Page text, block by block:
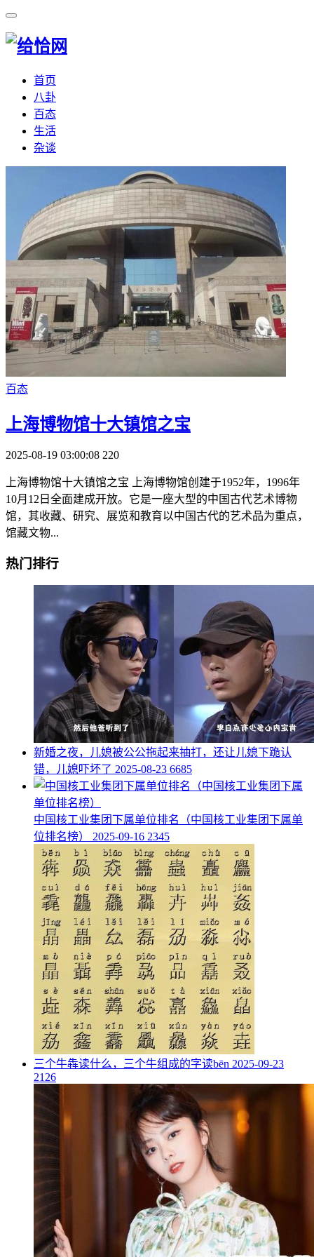
首页
八卦
百态
生活
杂谈
百态
上海博物馆十大镇馆之宝
2025-08-19 03:00:08 220
上海博物馆十大镇馆之宝 上海博物馆创建于1952年，1996年
10月12日全面建成开放。它是一座大型的中国古代艺术博物
馆，其收藏、研究、展览和教育以中国古代的艺术品为重点，
馆藏文物...
热门排行
​新婚之夜，儿媳被公公拖起来抽打，还让儿媳下跪认
错，儿媳吓坏了 2025-08-23 6685
​中国核工业集团下属单位排名（中国核工业集团下属单
位排名榜）
2025-09-16 2345
​三个牛犇读什么，三个牛组成的字读bēn 2025-09-23
2126